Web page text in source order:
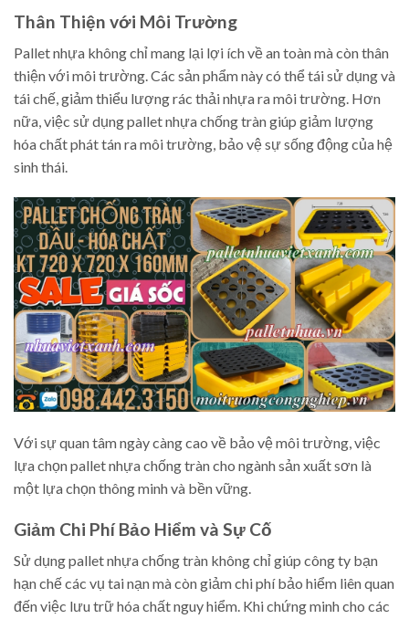
Thân Thiện với Môi Trường
Pallet nhựa không chỉ mang lại lợi ích về an toàn mà còn thân
thiện với môi trường. Các sản phẩm này có thể tái sử dụng và
tái chế, giảm thiểu lượng rác thải nhựa ra môi trường. Hơn
nữa, việc sử dụng pallet nhựa chống tràn giúp giảm lượng
hóa chất phát tán ra môi trường, bảo vệ sự sống động của hệ
sinh thái.
Với sự quan tâm ngày càng cao về bảo vệ môi trường, việc
lựa chọn pallet nhựa chống tràn cho ngành sản xuất sơn là
một lựa chọn thông minh và bền vững.
Giảm Chi Phí Bảo Hiểm và Sự Cố
Sử dụng pallet nhựa chống tràn không chỉ giúp công ty bạn
hạn chế các vụ tai nạn mà còn giảm chi phí bảo hiểm liên quan
đến việc lưu trữ hóa chất nguy hiểm. Khi chứng minh cho các